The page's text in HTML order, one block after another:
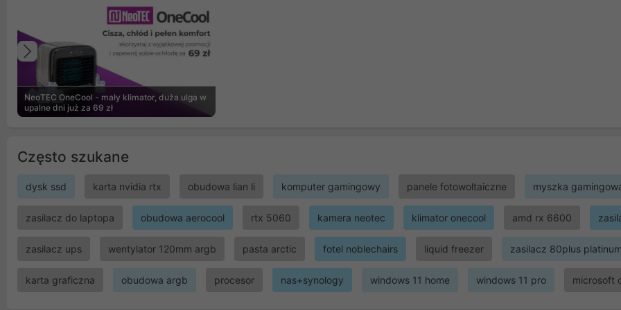
NeoTEC OneCool - mały klimator, duża ulga w
upalne dni już za 69 zł
Poprzedni
Często szukane
dysk ssd karta nvidia rtx obudowa lian li komputer gamingowy panele fotowoltaiczne myszka
zasilacz do laptopa obudowa aerocool rtx 5060 kamera neotec klimator onecool amd rx 6600
zasilacz ups wentylator 120mm argb pasta arctic fotel noblechairs liquid freezer zasilacz 80plus platinum
karta graficzna obudowa argb procesor nas+synology windows 11 home windows 11 pro microsoft